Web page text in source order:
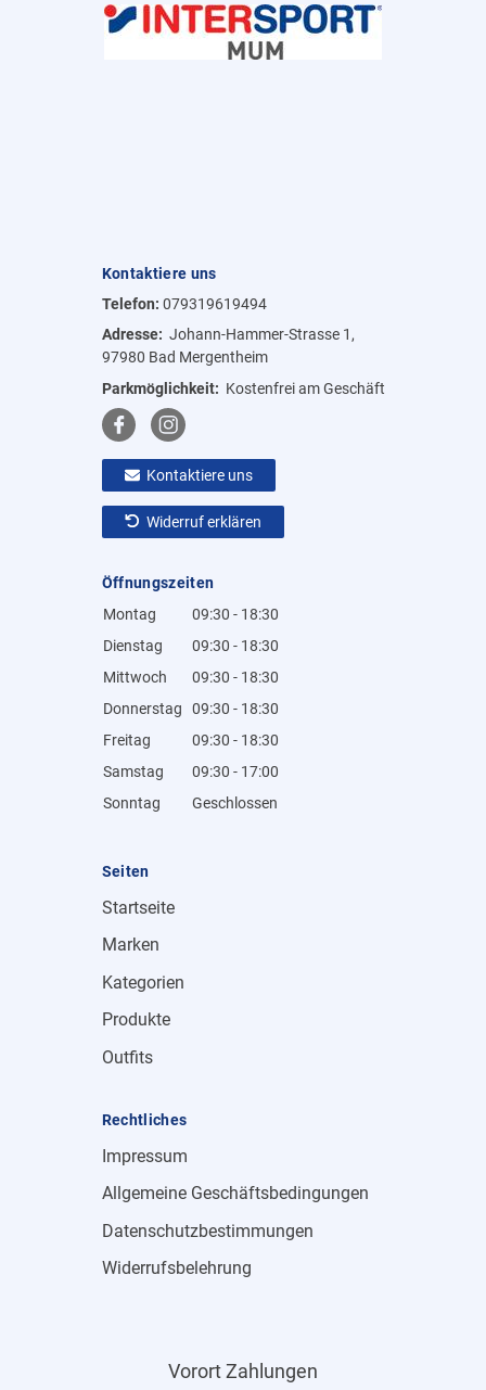
Kontaktiere uns
Telefon: 079319619494
Adresse: Johann-Hammer-Strasse 1,
97980 Bad Mergentheim
Parkmöglichkeit: Kostenfrei am Geschäft
Kontaktiere uns
Widerruf erklären
Öffnungszeiten
Montag
09:30 - 18:30
Dienstag
09:30 - 18:30
Mittwoch
09:30 - 18:30
Donnerstag
09:30 - 18:30
Freitag
09:30 - 18:30
Samstag
09:30 - 17:00
Sonntag
Geschlossen
Seiten
Startseite
Marken
Kategorien
Produkte
Outfits
Rechtliches
Impressum
Allgemeine Geschäftsbedingungen
Datenschutzbestimmungen
Widerrufsbelehrung
Vorort Zahlungen